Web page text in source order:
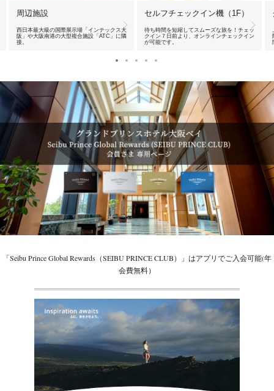
周辺施設
西日本最大級の国際展示場「インテックス大
阪」や大阪南港の大型複合施設「ATC」に隣
接。
セルフチェックイン機（1F）
待ち時間を短縮してスムーズな旅を！チェッ
クイン７日前より、オンラインチェックイン
が可能です。
「Seibu Prince Global Rewards（SEIBU PRINCE CLUB）」はアプリでご入会可能(年
会費無料）